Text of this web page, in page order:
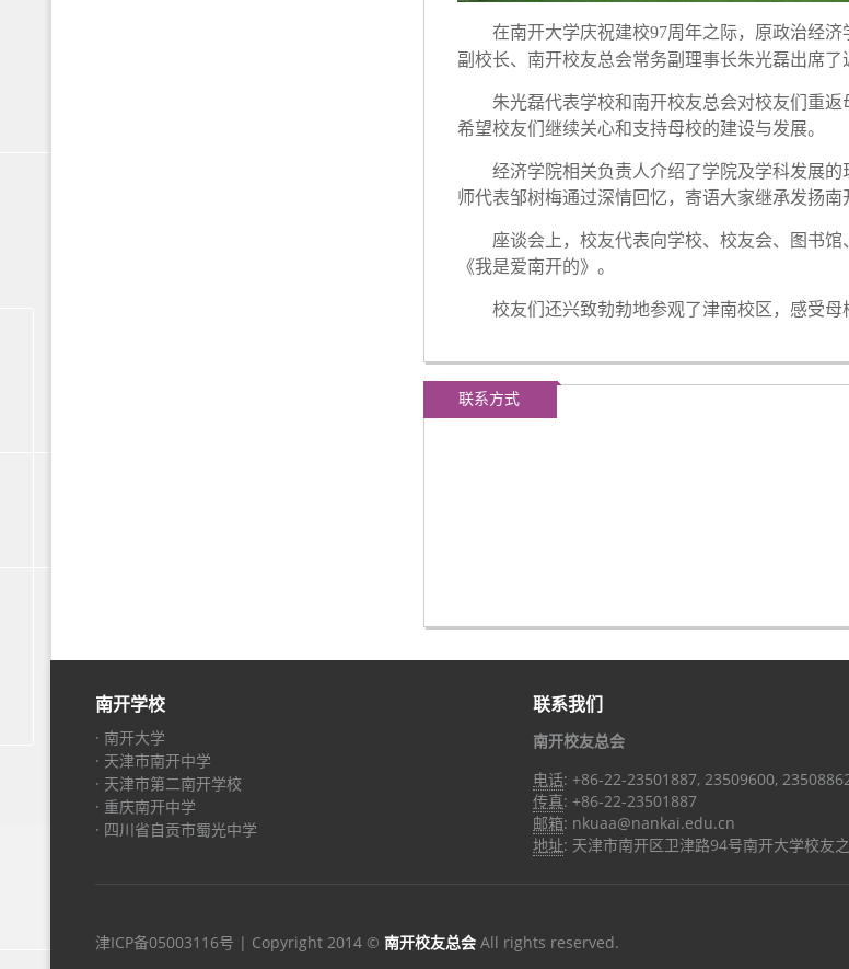
在南开大学庆祝建校97周年之际，原政治经济
副校长、南开校友总会常务副理事长朱光磊出席了
朱光磊代表学校和南开校友总会对校友们重返
希望校友们继续关心和支持母校的建设与发展。
经济学院相关负责人介绍了学院及学科发展的
师代表邹树梅通过深情回忆，寄语大家继承发扬南
座谈会上，校友代表向学校、校友会、图书馆
《我是爱南开的》。
校友们还兴致勃勃地参观了津南校区，感受母
联系方式
南开学校
· 南开大学
· 天津市南开中学
· 天津市第二南开学校
· 重庆南开中学
· 四川省自贡市蜀光中学
联系我们
南开校友总会
电话: +86-22-23501887, 23509600,
传真: +86-22-23501887
邮箱: nkuaa@nankai.edu.cn
地址: 天津市南开区卫津路94号南开大学校友
津ICP备05003116号 | Copyright 2014 © 南开校友总会 All rights reserved.